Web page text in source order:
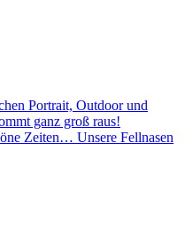
Portrait, Outdoor und
ganz groß raus!
Zeiten… Unsere Fellnasen